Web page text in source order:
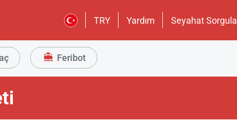
TRY Yardım Seyahat Sorgula
Feribot